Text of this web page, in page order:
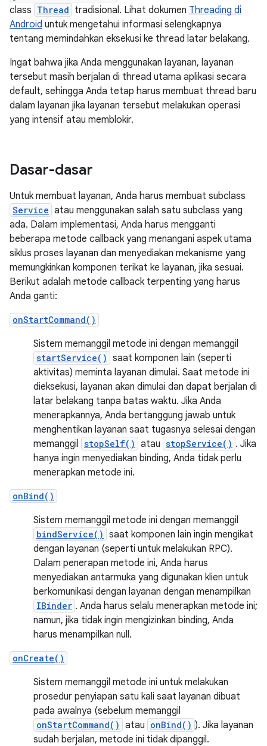
class Thread tradisional. Lihat dokumen Threading di
Android untuk mengetahui informasi selengkapnya
tentang memindahkan eksekusi ke thread latar belakang.
Ingat bahwa jika Anda menggunakan layanan, layanan
tersebut masih berjalan di thread utama aplikasi secara
default, sehingga Anda tetap harus membuat thread baru
dalam layanan jika layanan tersebut melakukan operasi
yang intensif atau memblokir.
Dasar-dasar
Untuk membuat layanan, Anda harus membuat subclass
Service atau menggunakan salah satu subclass yang
ada. Dalam implementasi, Anda harus mengganti
beberapa metode callback yang menangani aspek utama
siklus proses layanan dan menyediakan mekanisme yang
memungkinkan komponen terikat ke layanan, jika sesuai.
Berikut adalah metode callback terpenting yang harus
Anda ganti:
onStartCommand()
Sistem memanggil metode ini dengan memanggil
startService() saat komponen lain (seperti
aktivitas) meminta layanan dimulai. Saat metode ini
dieksekusi, layanan akan dimulai dan dapat berjalan di
latar belakang tanpa batas waktu. Jika Anda
menerapkannya, Anda bertanggung jawab untuk
menghentikan layanan saat tugasnya selesai dengan
memanggil stopSelf() atau stopService() . Jika
hanya ingin menyediakan binding, Anda tidak perlu
menerapkan metode ini.
onBind()
Sistem memanggil metode ini dengan memanggil
bindService() saat komponen lain ingin mengikat
dengan layanan (seperti untuk melakukan RPC).
Dalam penerapan metode ini, Anda harus
menyediakan antarmuka yang digunakan klien untuk
berkomunikasi dengan layanan dengan menampilkan
IBinder . Anda harus selalu menerapkan metode ini;
namun, jika tidak ingin mengizinkan binding, Anda
harus menampilkan null.
onCreate()
Sistem memanggil metode ini untuk melakukan
prosedur penyiapan satu kali saat layanan dibuat
pada awalnya (sebelum memanggil
onStartCommand() atau onBind() ). Jika layanan
sudah berjalan, metode ini tidak dipanggil.